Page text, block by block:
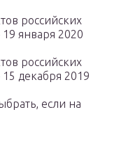
российских
января 2020
российских
декабря 2019
если на